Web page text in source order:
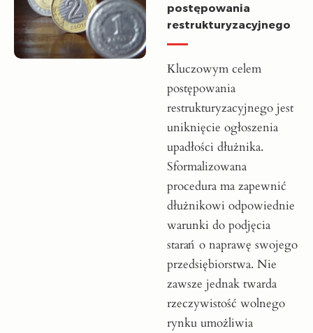
postępowania
restrukturyzacyjnego
Kluczowym celem
postępowania
restrukturyzacyjnego jest
uniknięcie ogłoszenia
upadłości dłużnika.
Sformalizowana
procedura ma zapewnić
dłużnikowi odpowiednie
warunki do podjęcia
starań o naprawę swojego
przedsiębiorstwa. Nie
zawsze jednak twarda
rzeczywistość wolnego
rynku umożliwia